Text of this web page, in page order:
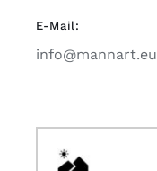
E-Mail:
info@mannart.eu